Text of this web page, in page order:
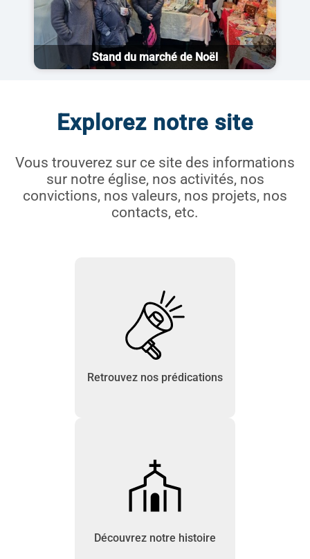
Stand du marché de Noël
Explorez notre site
Vous trouverez sur ce site des informations
sur notre église, nos activités, nos
convictions, nos valeurs, nos projets, nos
contacts, etc.
Retrouvez nos prédications
Découvrez notre histoire